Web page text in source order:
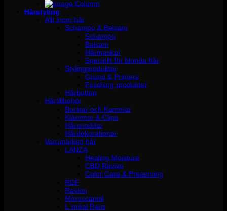
Hårstyling
Allt inom hår
Schampo & Balsam
Schampo
Balsam
Hårmasker
Speciellt för blonda hår
Stylingprodukter
Grund & Primers
Finishing produkter
Hårbotten
Hårtillbehör
Borstar och Kammar
Klämmor & Clips
Hårsnoddar
Hårdekorationer
Varumärken hår
LANZA
Healing Moisture
CBD Revive
Color Care & Preserving
REF
Revlon
Moroccanoil
L´oréal Paris